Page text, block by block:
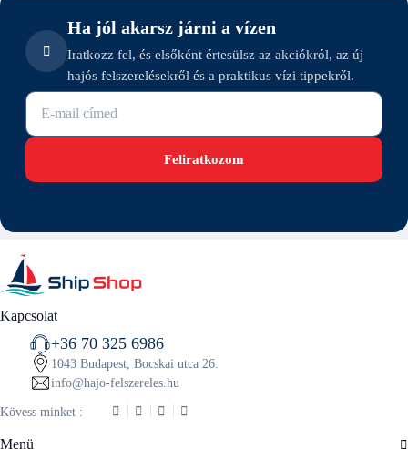
Ha jól akarsz járni a vízen
Iratkozz fel, és elsőként értesülsz az akciókról, az új
hajós felszerelésekről és a praktikus vízi tippekről.
E-mail cím
Feliratkozom
Kapcsolat
+36 70 325 6986
1043 Budapest, Bocskai utca 26.
info@hajo-felszereles.hu
Kövess minket :
Menü